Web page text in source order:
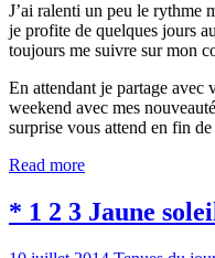
J’ai ralenti un peu le rythme
je profite de quelques jours
toujours me suivre sur mon
En attendant je partage avec
weekend avec mes
surprise vous attend en fin de
Read more
* 1 2 3 Jaune